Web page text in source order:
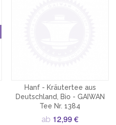
Hanf - Kräutertee aus
Deutschland, Bio - GAIWAN
Tee Nr. 1384
ab 12,99 €